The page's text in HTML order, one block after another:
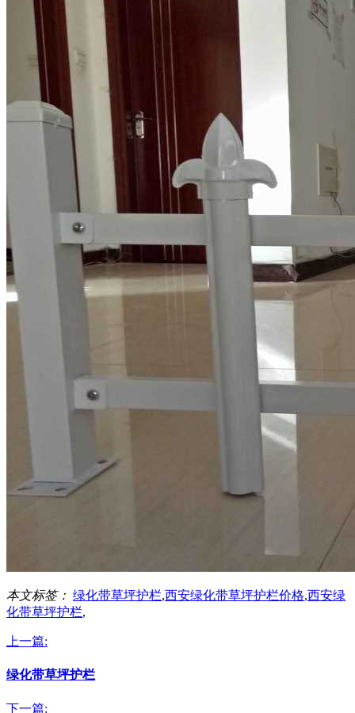
本文标签： 绿化带草坪护栏,西安绿化带草坪护栏价格,西安绿
化带草坪护栏,
上一篇:
绿化带草坪护栏
下一篇: